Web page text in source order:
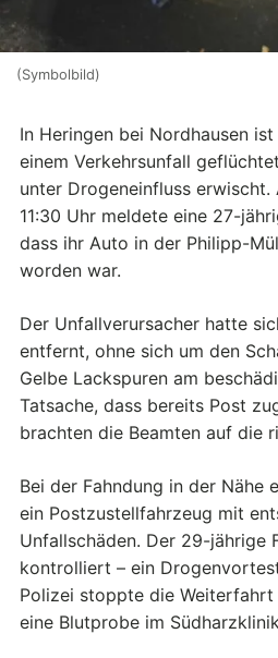
(Symbolbild)
In Heringen bei Nordhausen
einem Verkehrsunfall
unter Drogeneinfluss
11:30 Uhr meldete eine 27-
dass ihr Auto in der Philipp-
worden war.
Der Unfallverursacher hatte
entfernt, ohne sich um den
Gelbe Lackspuren am
Tatsache, dass bereits Post
brachten die Beamten auf die
Bei der Fahndung in der Nähe
ein Postzustellfahrzeug mit
Unfallschäden. Der 29-jährige
kontrolliert – ein
Polizei stoppte die
eine Blutprobe im